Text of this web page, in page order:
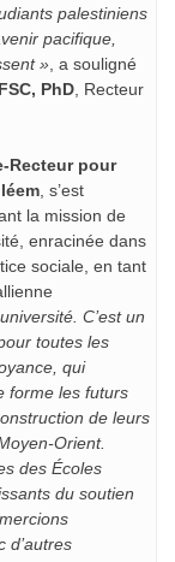
palestiniens
pacifique,
», a souligné
PhD, Recteur
Recteur pour
, s’est
la mission de
enracinée dans
sociale, en tant
C’est un
toutes les
qui
forme les futurs
de leurs
Orient.
des Écoles
du soutien
d’autres